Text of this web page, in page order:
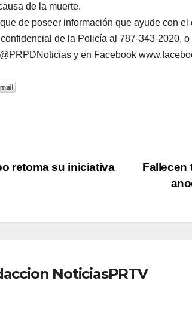
de la muerte.
de poseer información que ayude con
de la Policía al 787-343-2020,
y en Facebook
Fallecen
retoma su iniciativa
NoticiasPRTV